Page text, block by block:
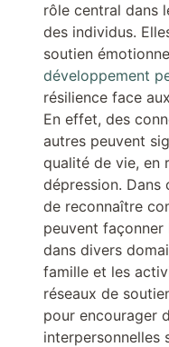
rôle central dans
des individus.
soutien
développement
résilience face
En effet, des
autres peuvent
qualité de vie, en
dépression. Dans
de reconnaître
peuvent
dans divers
famille et les
réseaux de
pour encourager
interpersonnelles